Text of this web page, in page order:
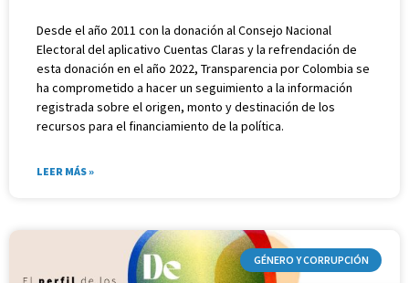
Desde el año 2011 con la donación al Consejo Nacional
Electoral del aplicativo Cuentas Claras y la refrendación de
esta donación en el año 2022, Transparencia por Colombia se
ha comprometido a hacer un seguimiento a la información
registrada sobre el origen, monto y destinación de los
recursos para el financiamiento de la política.
LEER MÁS »
GÉNERO Y CORRUPCIÓN